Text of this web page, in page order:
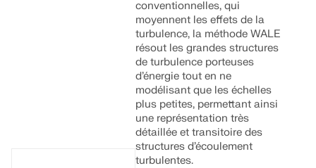
conventionnelles, qui
moyennent les effets de la
turbulence, la méthode WALE
résout les grandes structures
de turbulence porteuses
d’énergie tout en ne
modélisant que les échelles
plus petites, permettant ainsi
une représentation très
détaillée et transitoire des
structures d’écoulement
turbulentes.